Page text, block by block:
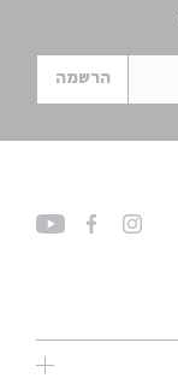
הרשמה